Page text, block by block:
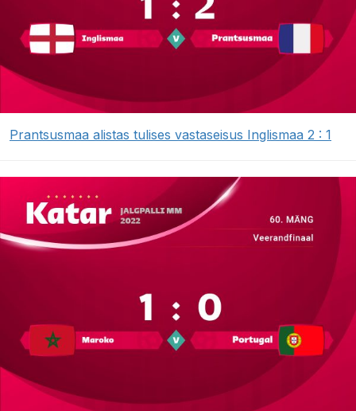
Prantsusmaa alistas tulises vastaseisus Inglismaa 2 : 1